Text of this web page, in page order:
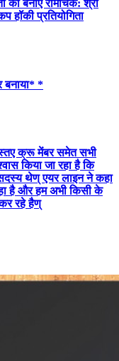
को बनाएं रोमांचक: श्री
हॉकी प्रतियोगिता
बनाया* *
क्रू मेंबर समेत सभी
किया जा रहा है कि
थेण् एयर लाइन ने कहा
है और हम अभी किसी के
कर रहे हैण्